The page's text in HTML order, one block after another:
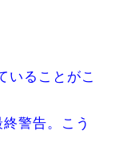
いることがこ
警告。こう